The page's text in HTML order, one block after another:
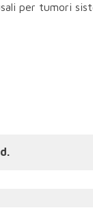
per tumori